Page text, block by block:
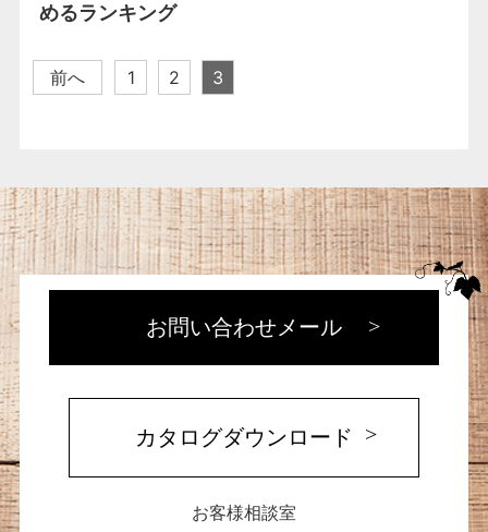
めるランキング
前へ 1 2 3
お問い合わせメール
カタログダウンロード
お客様相談室